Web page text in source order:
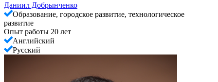
Даниил Добрынченко
Образование, городское развитие, технологическое
развитие
Опыт работы 20 лет
Английский
Русский